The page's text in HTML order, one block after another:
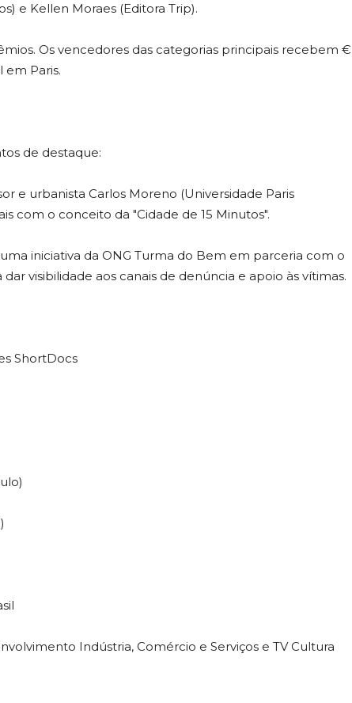
e Kellen Moraes (Editora Trip).
Os vencedores das categorias principais recebem €
Paris.
de destaque:
e urbanista Carlos Moreno (Universidade Paris
com o conceito da "Cidade de 15 Minutos".
iniciativa da ONG Turma do Bem em parceria com o
visibilidade aos canais de denúncia e apoio às vítimas.
ShortDocs
Indústria, Comércio e Serviços e TV Cultura